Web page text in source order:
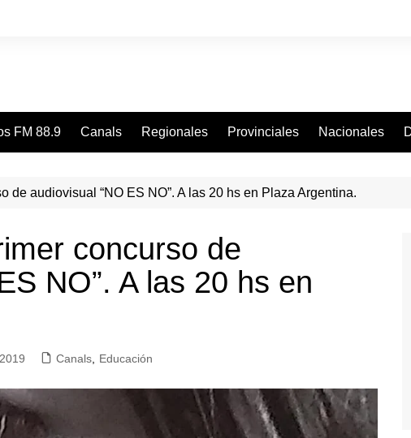
FM 88.9 Canals Regionales Provinciales Nacionales
de audiovisual “NO ES NO”. A las 20 hs en Plaza Argentina.
concurso de
NO”. A las 20 hs en
Canals Educación